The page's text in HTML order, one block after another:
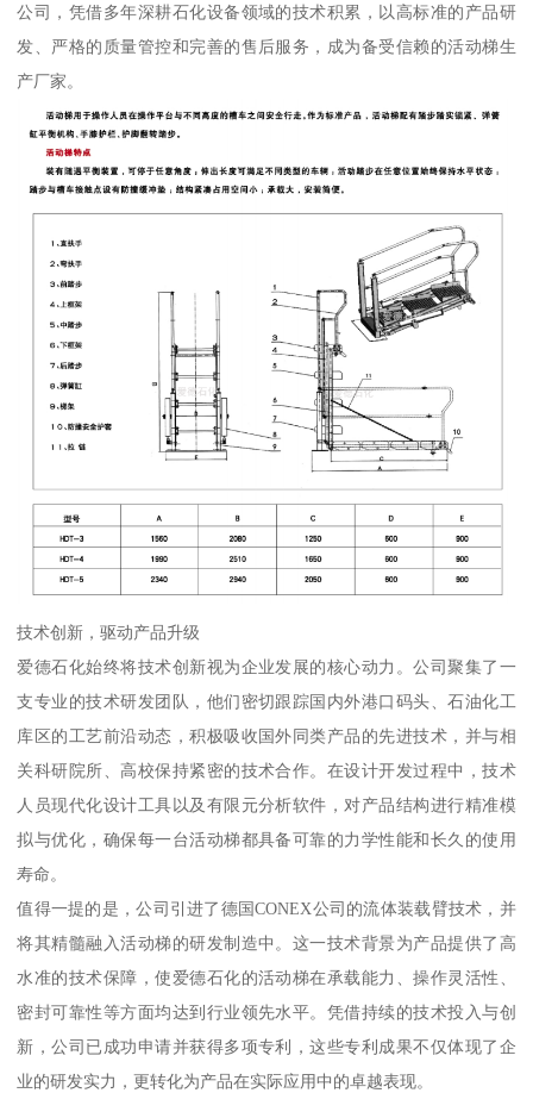
公司，凭借多年深耕石化设备领域的技术积累，以高标准的产品研
发、严格的质量管控和完善的售后服务，成为备受信赖的活动梯生
产厂家。
技术创新，驱动产品升级
爱德石化始终将技术创新视为企业发展的核心动力。公司聚集了一
支专业的技术研发团队，他们密切跟踪国内外港口码头、石油化工
库区的工艺前沿动态，积极吸收国外同类产品的先进技术，并与相
关科研院所、高校保持紧密的技术合作。在设计开发过程中，技术
人员现代化设计工具以及有限元分析软件，对产品结构进行精准模
拟与优化，确保每一台活动梯都具备可靠的力学性能和长久的使用
寿命。
值得一提的是，公司引进了德国CONEX公司的流体装载臂技术，并
将其精髓融入活动梯的研发制造中。这一技术背景为产品提供了高
水准的技术保障，使爱德石化的活动梯在承载能力、操作灵活性、
密封可靠性等方面均达到行业领先水平。凭借持续的技术投入与创
新，公司已成功申请并获得多项专利，这些专利成果不仅体现了企
业的研发实力，更转化为产品在实际应用中的卓越表现。